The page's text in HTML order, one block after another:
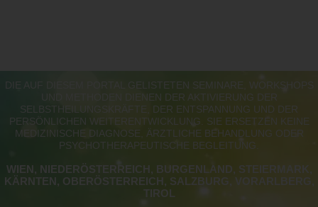
DIE AUF DIESEM PORTAL GELISTETEN SEMINARE, WORKSHOPS
UND METHODEN DIENEN DER AKTIVIERUNG DER
SELBSTHEILUNGSKRÄFTE, DER ENTSPANNUNG UND DER
PERSÖNLICHEN WEITERENTWICKLUNG. SIE ERSETZEN KEINE
MEDIZINISCHE DIAGNOSE, ÄRZTLICHE BEHANDLUNG ODER
PSYCHOTHERAPEUTISCHE BEGLEITUNG.
WIEN, NIEDERÖSTERREICH, BURGENLAND, STEIERMARK,
KÄRNTEN, OBERÖSTERREICH, SALZBURG, VORARLBERG,
TIROL